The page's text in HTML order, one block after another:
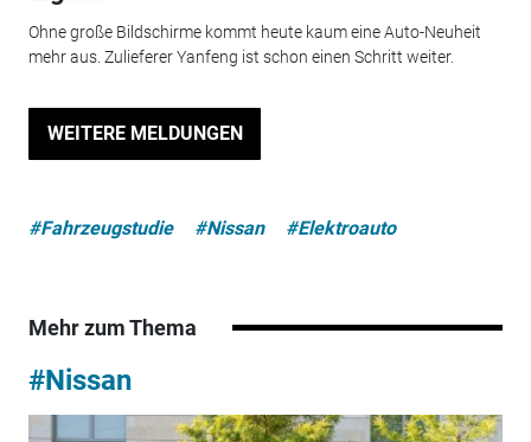
Ohne große Bildschirme kommt heute kaum eine Auto-Neuheit
mehr aus. Zulieferer Yanfeng ist schon einen Schritt weiter.
WEITERE MELDUNGEN
#Fahrzeugstudie #Nissan #Elektroauto
Mehr zum Thema
#Nissan